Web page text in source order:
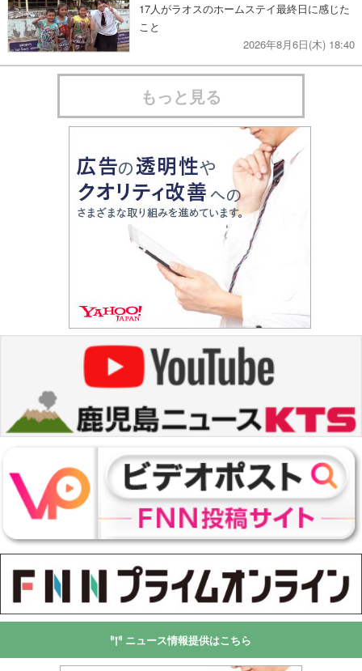
17人がラオスのホームステイ最終日に感じた
こと
2026年8月6日(木) 18:40
もっと見る
ニュース情報提供はこちら